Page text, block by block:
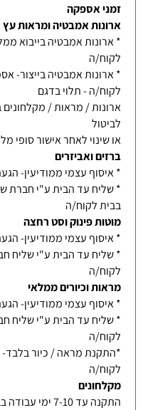
זמני אספקה
ארונות אמבטיה ומראות עץ
לקוח/ה
לקוח/ה - תלוי בדגם
ארונות / מראות / מקלחונים
לביטול
או שינוי לאחר אישור סופי
ברזים ואביזרים
* איסוף עצמי ממודיעין- הגעה
בבית לקוח/ה
מוטות פינוק וסט רחצה
* איסוף עצמי ממודיעין- הגעה
לקוח/ה
מראות וכיורים ממלאי
* איסוף עצמי ממודיעין- הגעה
לקוח/ה
לקוח/ה
מקלחונים
התקנה עד 7-10 ימי עבודה בבית לקוח/ה